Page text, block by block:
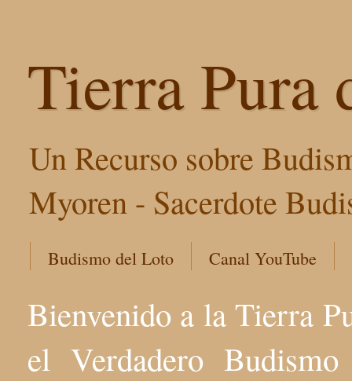
Tierra Pura
Un Recurso sobre
Myoren - Sacerdote
Budismo del Loto Canal YouTube
Bienvenido a la Tierra
el Verdadero